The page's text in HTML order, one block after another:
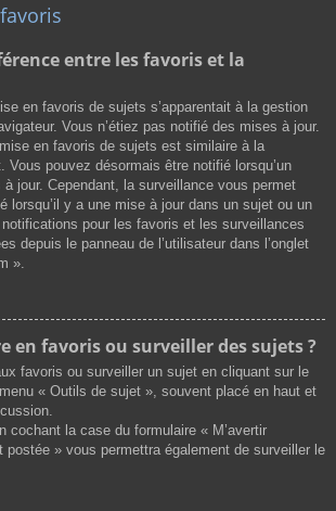
entre les favoris et la
en favoris de sujets s’apparentait à la gestion
Vous n’étiez pas notifié des mises à jour.
en favoris de sujets est similaire à la
Vous pouvez désormais être notifié lorsqu’un
jour. Cependant, la surveillance vous permet
lorsqu’il y a une mise à jour dans un sujet ou un
pour les favoris et les surveillances
depuis le panneau de l’utilisateur dans l’onglet
».
en favoris ou surveiller des sujets ?
favoris ou surveiller un sujet en cliquant sur le
« Outils de sujet », souvent placé en haut et
cochant la case du formulaire « M’avertir
postée » vous permettra également de surveiller le